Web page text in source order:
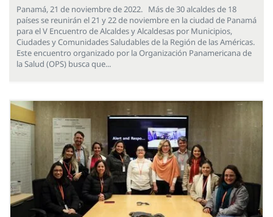
Panamá, 21 de noviembre de 2022. Más de 30 alcaldes de 18
países se reunirán el 21 y 22 de noviembre en la ciudad de Panamá
para el V Encuentro de Alcaldes y Alcaldesas por Municipios,
Ciudades y Comunidades Saludables de la Región de las Américas.
Este encuentro organizado por la Organización Panamericana de
la Salud (OPS) busca que...